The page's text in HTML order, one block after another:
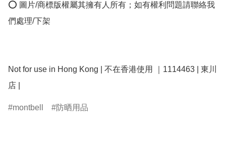
⭕ 圖片/商標版權屬其擁有人所有；如有權利問題請聯絡我
們處理/下架
Not for use in Hong Kong | 不在香港使用 ｜1114463 | 東川
montbell 防晒用品